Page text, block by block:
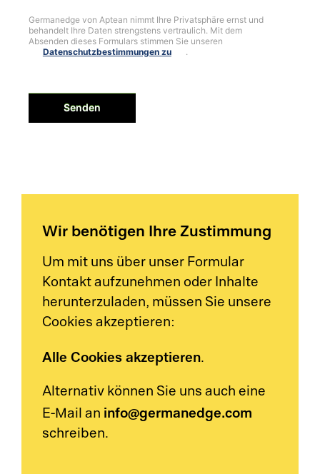
Germanedge von Aptean nimmt Ihre Privatsphäre ernst und
behandelt Ihre Daten strengstens vertraulich. Mit dem
Absenden dieses Formulars stimmen Sie unseren
Datenschutzbestimmungen zu
.
Senden
Wir benötigen Ihre Zustimmung
Um mit uns über unser Formular
Kontakt aufzunehmen oder Inhalte
herunterzuladen, müssen Sie unsere
Cookies akzeptieren:
Alle Cookies akzeptieren.
Alternativ können Sie uns auch eine
E-Mail an info@germanedge.com
schreiben.